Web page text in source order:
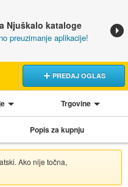
Njuškalo kataloge
preuzimanje aplikacije!
PREDAJ OGLAS
Trgovine
Popis za kupnju
Ako nije točna,